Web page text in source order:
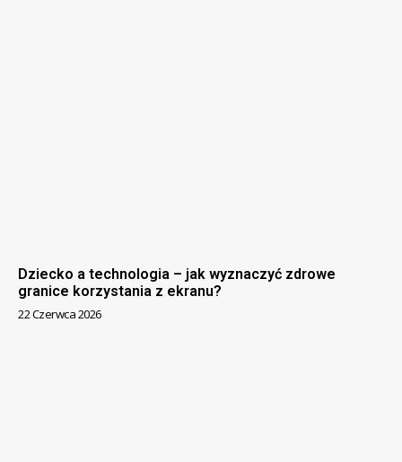
Dziecko a technologia – jak wyznaczyć zdrowe
granice korzystania z ekranu?
22 Czerwca 2026